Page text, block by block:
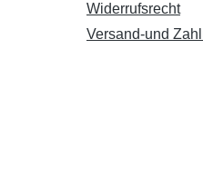
Widerrufsrecht
Versand-und